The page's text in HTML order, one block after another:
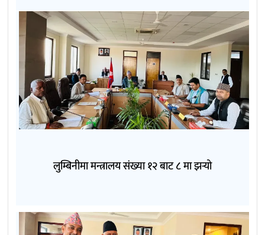
लुम्बिनीमा मन्त्रालय संख्या १२ बाट ८ मा झर्‍यो